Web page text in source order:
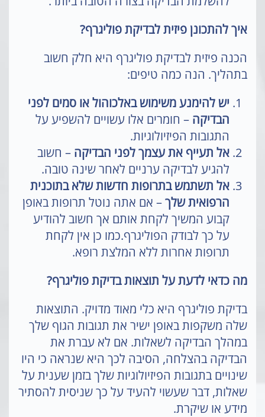
איך להתכונן פיזית לבדיקת פוליגרף?
הכנה פיזית לבדיקת פוליגרף היא חלק חשוב
בתהליך. הנה כמה טיפים:
יש להימנע משימוש באלכוהול או סמים לפני
הבדיקה – חומרים אלו עשויים להשפיע על
התגובות הפיזיולוגיות.
אל תעייף את עצמך לפני הבדיקה – חשוב
להגיע לבדיקה ערניים לאחר שינה טובה.
אל תשתמש בתרופות חדשות שלא בתוכנית
הרפואית שלך– אם אתה נוטל תרופות באופן
קבוע המשיך לקחת אותם אך חשוב להודיע
על כך לבודק הפוליגרף.כמו כן אין לקחת
תרופות אחרות ללא המלצת רופא.
מה כדאי לדעת על תוצאות בדיקת פוליגרף?
בדיקת פוליגרף היא כלי מאוד מדויק. התוצאות
שלה משקפות באופן ישיר את תגובות הגוף שלך
במהלך הבדיקה לשאלות. אם לא עברת את
הבדיקה בהצלחה, הסיבה לכך היא שנראה כי היו
שינויים בתגובות הפיזיולוגיות שלך בזמן שענית על
שאלות, דבר שעשוי להעיד על כך שניסית להסתיר
מידע או שיקרת.